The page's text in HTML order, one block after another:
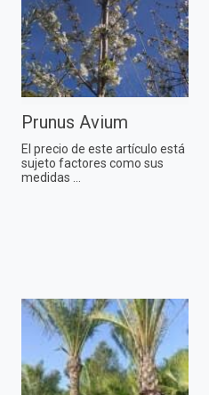
Prunus Avium
El precio de este artículo está
sujeto factores como sus
medidas ...